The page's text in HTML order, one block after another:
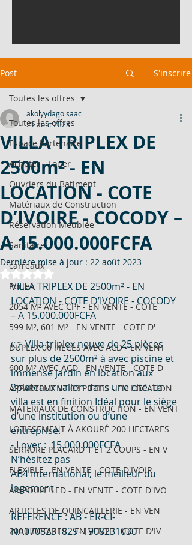
Post S'inscrire
Toutes les offres
Espace Partenaire
Acheter - Louer
Ouvriers du Batiment
Matériaux de Construction
Réservation Meublée
Sanitaire
carreaux
Portes
2054 M² AVEC CPF - EN VENTE - COTE
599 M², 601 M² - EN VENTE - COTE D'
DUPLEX 06 PIECES AVEC ACD - EN VENT
600 M² AVEC ACD - EN VENTE - COTE D
APPARTEMENT 03 PIECES - EN LOCATION
MATERIAUX DE CONSTRUCTION - EN VENT
LOTISSEMENT À AKOURÉ 200 HECTARES -
SERRURE PLACARD 1 ET 2 COUPS - EN V
FLEXIBLE - EN VENTE - COTE D'IVOIR
AMPOULE LED - EN VENTE - COTE D'IVO
ARTICLES DE QUINCAILLERIE - EN VEN
200 HECTARES - EN VENTE - COTE D'IV
Toutes les offres
VILLA TRIPLEX DE
2500m² - EN
LOCATION - COTE
D’IVOIRE - COCODY –
A 15.000.000FCFA
akolyydagoisaac
21 août 2023
Dernière mise à jour : 22 août 2023
Noté NaN étoiles sur 5.
VILLA TRIPLEX DE 2500m² - EN
LOCATION - COTE D’IVOIRE - COCODY
– A 15.000.000FCFA
👉 Villa triplex neuve de 25 pièces
sur plus de 2500m² à avec piscine et
immense jardin en location aux
2plateaux vallon dans une cité. La
villa est en finition Idéal pour le siège
d’une institution ou d’une
entreprise.
- Loyer :  15.000.000FCFA
N’hésitez pas
AB4 International, le meilleur du
logement
REFERENCE : AB - ER-CI-
NA0708231829–1908231030